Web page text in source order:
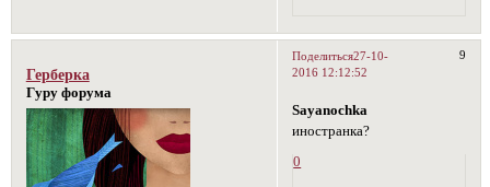
Поделиться 9
27-10-
2016 12:12:52
Герберка
Гуру форума
Sayanochka
иностранка?
0